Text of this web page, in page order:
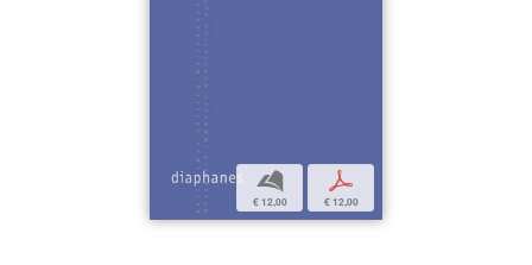
b
€ 12,00
p
€ 12,00